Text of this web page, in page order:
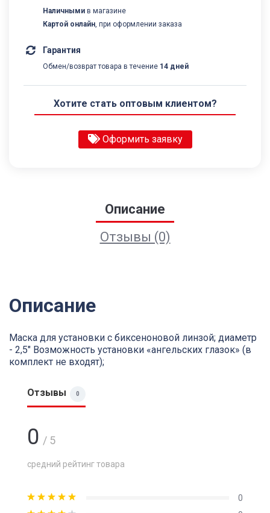
Наличными в магазине
Картой онлайн, при оформлении заказа
Гарантия
Обмен/возврат товара в течение 14 дней
Хотите стать оптовым клиентом?
Оформить заявку
Описание
Отзывы (0)
Описание
Маска для установки с биксеноновой линзой; диаметр
- 2,5" Возможность установки «ангельских глазок» (в
комплект не входят);
Отзывы 0
0 / 5
средний рейтинг товара
0